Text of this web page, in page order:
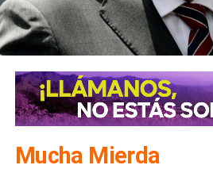
Mucha Mierda